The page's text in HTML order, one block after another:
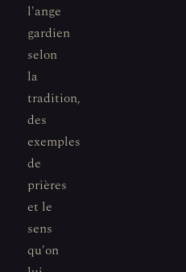
l'ange
gardien
selon
la
tradition,
des
exemples
de
prières
et le
sens
qu'on